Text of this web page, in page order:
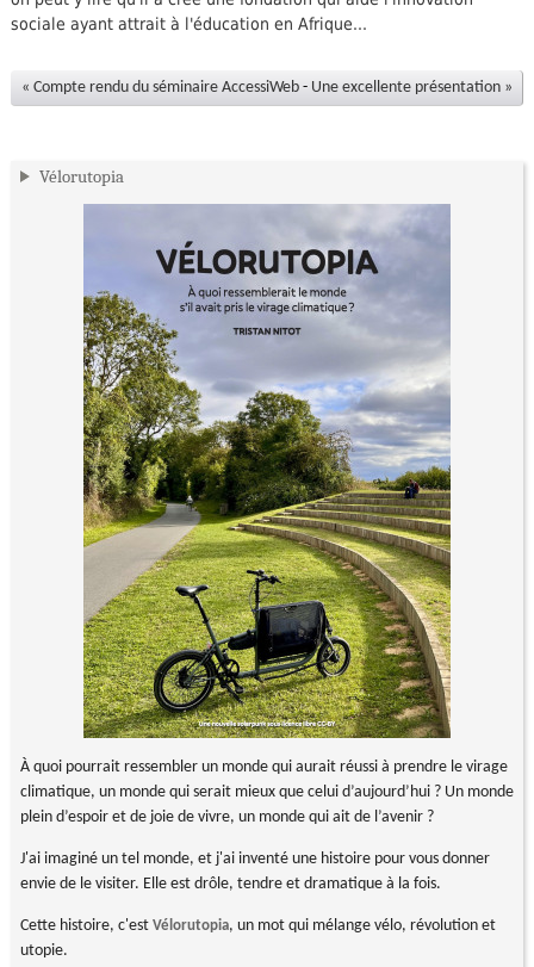
sociale ayant attrait à l'éducation en Afrique...
« Compte rendu du séminaire AccessiWeb - Une excellente présentation »
Vélorutopia
À quoi pourrait ressembler un monde qui aurait réussi à prendre le virage
climatique, un monde qui serait mieux que celui d’aujourd’hui ? Un monde
plein d’espoir et de joie de vivre, un monde qui ait de l’avenir ?
J'ai imaginé un tel monde, et j'ai inventé une histoire pour vous donner
envie de le visiter. Elle est drôle, tendre et dramatique à la fois.
Cette histoire, c'est Vélorutopia, un mot qui mélange vélo, révolution et
utopie.